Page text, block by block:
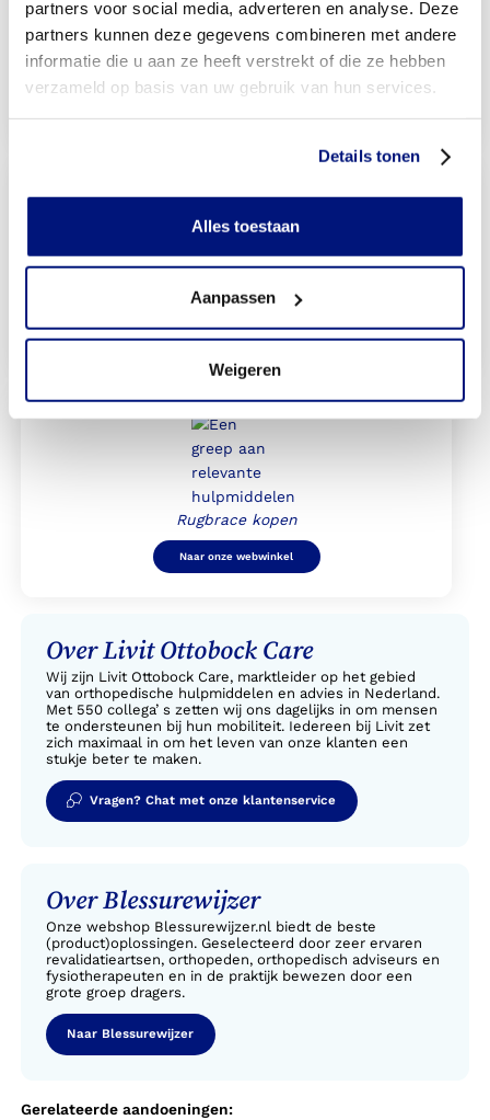
partners voor social media, adverteren en analyse. Deze
partners kunnen deze gegevens combineren met andere
informatie die u aan ze heeft verstrekt of die ze hebben
verzameld op basis van uw gebruik van hun services.
Details tonen
Alles toestaan
Aanpassen
Weigeren
Polsbrace kopen
Duimbrace kopen
Naar onze webwinkel
Rugbrace kopen
Naar onze webwinkel
Over Livit Ottobock Care
Wij zijn Livit Ottobock Care, marktleider op het gebied
van orthopedische hulpmiddelen en advies in Nederland.
Met 550 collega’ s zetten wij ons dagelijks in om mensen
te ondersteunen bij hun mobiliteit. Iedereen bij Livit zet
zich maximaal in om het leven van onze klanten een
stukje beter te maken.
Vragen? Chat met onze klantenservice
Over Blessurewijzer
Onze webshop Blessurewijzer.nl biedt de beste
(product)oplossingen. Geselecteerd door zeer ervaren
revalidatieartsen, orthopeden, orthopedisch adviseurs en
fysiotherapeuten en in de praktijk bewezen door een
grote groep dragers.
Naar Blessurewijzer
Gerelateerde aandoeningen: